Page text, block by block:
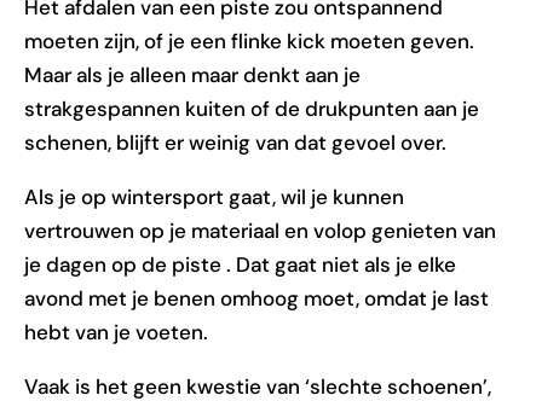
Het afdalen van een piste zou ontspannend
moeten zijn, of je een flinke kick moeten geven.
Maar als je alleen maar denkt aan je
strakgespannen kuiten of de drukpunten aan je
schenen, blijft er weinig van dat gevoel over.
Als je op wintersport gaat, wil je kunnen
vertrouwen op je materiaal en volop genieten van
je dagen op de piste . Dat gaat niet als je elke
avond met je benen omhoog moet, omdat je last
hebt van je voeten.
Vaak is het geen kwestie van ‘slechte schoenen’,